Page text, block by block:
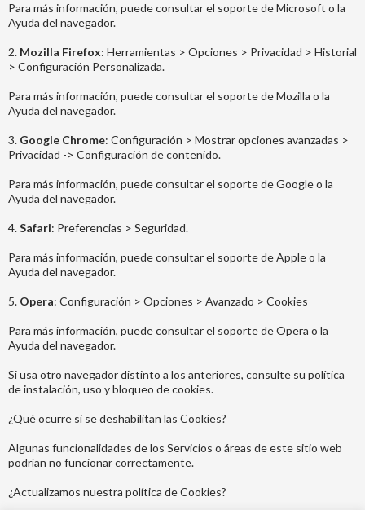
Para más información, puede consultar el soporte de Microsoft o la
Ayuda del navegador.
2. Mozilla Firefox: Herramientas > Opciones > Privacidad > Historial
> Configuración Personalizada.
Para más información, puede consultar el soporte de Mozilla o la
Ayuda del navegador.
3. Google Chrome: Configuración > Mostrar opciones avanzadas >
Privacidad -> Configuración de contenido.
Para más información, puede consultar el soporte de Google o la
Ayuda del navegador.
4.Safari: Preferencias > Seguridad.
Para más información, puede consultar el soporte de Apple o la
Ayuda del navegador.
5. Opera: Configuración > Opciones > Avanzado > Cookies
Para más información, puede consultar el soporte de Opera o la
Ayuda del navegador.
Si usa otro navegador distinto a los anteriores, consulte su política
de instalación, uso y bloqueo de cookies.
¿Qué ocurre si se deshabilitan las Cookies?
Algunas funcionalidades de los Servicios o áreas de este sitio web
podrían no funcionar correctamente.
¿Actualizamos nuestra política de Cookies?